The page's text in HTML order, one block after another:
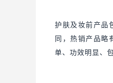
护肤及妆前产品
同，热销产品略
单、功效明显、